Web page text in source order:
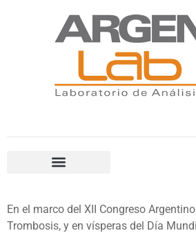
En el marco del XII Congreso
Trombosis, y en vísperas del Día